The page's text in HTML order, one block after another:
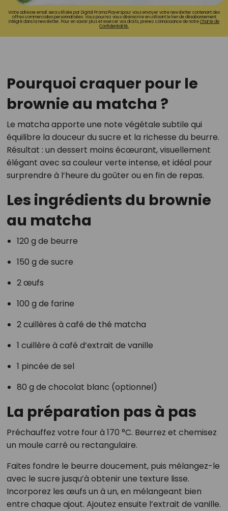
Votre adresse email sera utilisée par Digital Prisma Playerspour vous envoyer votre newsletter contenant des
offres commerciales personnalisées. Vous pourrez vous désinscrire en utilisant le lien de désabonnement
intégré dans la newsletter. Pour en savoir plus et exercer vos droits, prenez connaissance de notreCharte de
Confidentialité.
Pourquoi craquer pour le
brownie au matcha ?
Le matcha apporte une note végétale subtile qui
équilibre la douceur du sucre et la richesse du beurre.
Résultat : un dessert moins écœurant, visuellement
élégant avec sa couleur verte intense, et idéal pour
surprendre à l’heure du goûter ou en fin de repas.
Les ingrédients du brownie
au matcha
120 g de beurre
150 g de sucre
2 œufs
100 g de farine
2 cuillères à café de thé matcha
1 cuillère à café d’extrait de vanille
1 pincée de sel
80 g de chocolat blanc (optionnel)
La préparation pas à pas
Préchauffez votre four à 170 °C. Beurrez et chemisez
un moule carré ou rectangulaire.
Faites fondre le beurre doucement, puis mélangez-le
avec le sucre jusqu’à obtenir une texture lisse.
Incorporez les œufs un à un, en mélangeant bien
entre chaque ajout. Ajoutez ensuite l’extrait de vanille.